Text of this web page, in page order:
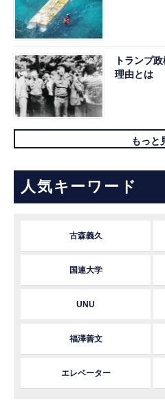
トランプ
理由とは
もっと
人気キーワード
古森義久
国連大学
UNU
福澤善文
エレベーター